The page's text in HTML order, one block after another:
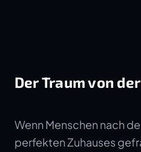
Der Traum von der
Wenn Menschen nach
perfekten Zuhauses